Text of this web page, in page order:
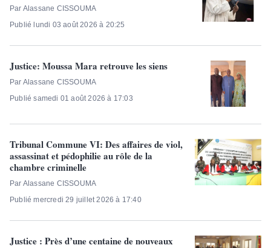
Par Alassane CISSOUMA
Publié lundi 03 août 2026 à 20:25
Justice: Moussa Mara retrouve les siens
Par Alassane CISSOUMA
Publié samedi 01 août 2026 à 17:03
Tribunal Commune VI: Des affaires de viol,
assassinat et pédophilie au rôle de la
chambre criminelle
Par Alassane CISSOUMA
Publié mercredi 29 juillet 2026 à 17:40
Justice : Près d’une centaine de nouveaux